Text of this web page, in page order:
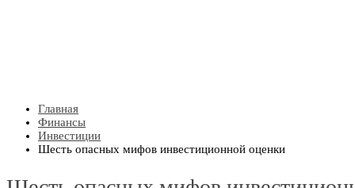
Главная
Финансы
Инвестиции
Шесть опасных мифов инвестиционной оценки